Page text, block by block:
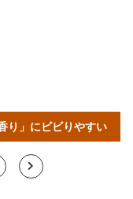
り」にビビりやすい
>